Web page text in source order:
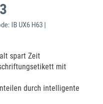
IB UX6 H63 |
spart Zeit
mit
durch intelligente